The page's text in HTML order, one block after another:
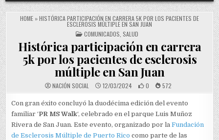
HOME »HISTÓRICA PARTICIPACIÓN EN CARRERA 5K POR LOS PACIENTES DE
ESCLEROSIS MÚLTIPLE EN SAN JUAN
POSTED IN
COMUNICADOS SALUD
Histórica participación en carrera
5k por los pacientes de esclerosis
múltiple en San Juan
NACIÓN SOCIAL 12/03/2024 0 572
Con gran éxito concluyó la duodécima edición del evento
familiar ‘PR MS Walk‘, celebrado en el parque Luis Muñoz
Rivera de San Juan. Este evento, organizado por laFundación
de Esclerosis Múltiple de Puerto Rico como parte de las